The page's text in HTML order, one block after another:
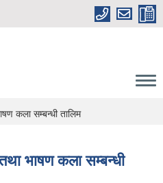
कला सम्बन्धी तालिम
भाषण कला सम्बन्धी